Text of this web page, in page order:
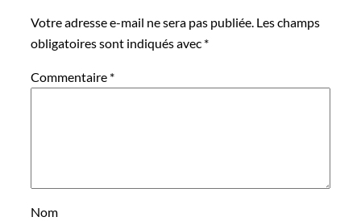
Votre adresse e-mail ne sera pas publiée. Les champs
obligatoires sont indiqués avec *
Commentaire *
Nom